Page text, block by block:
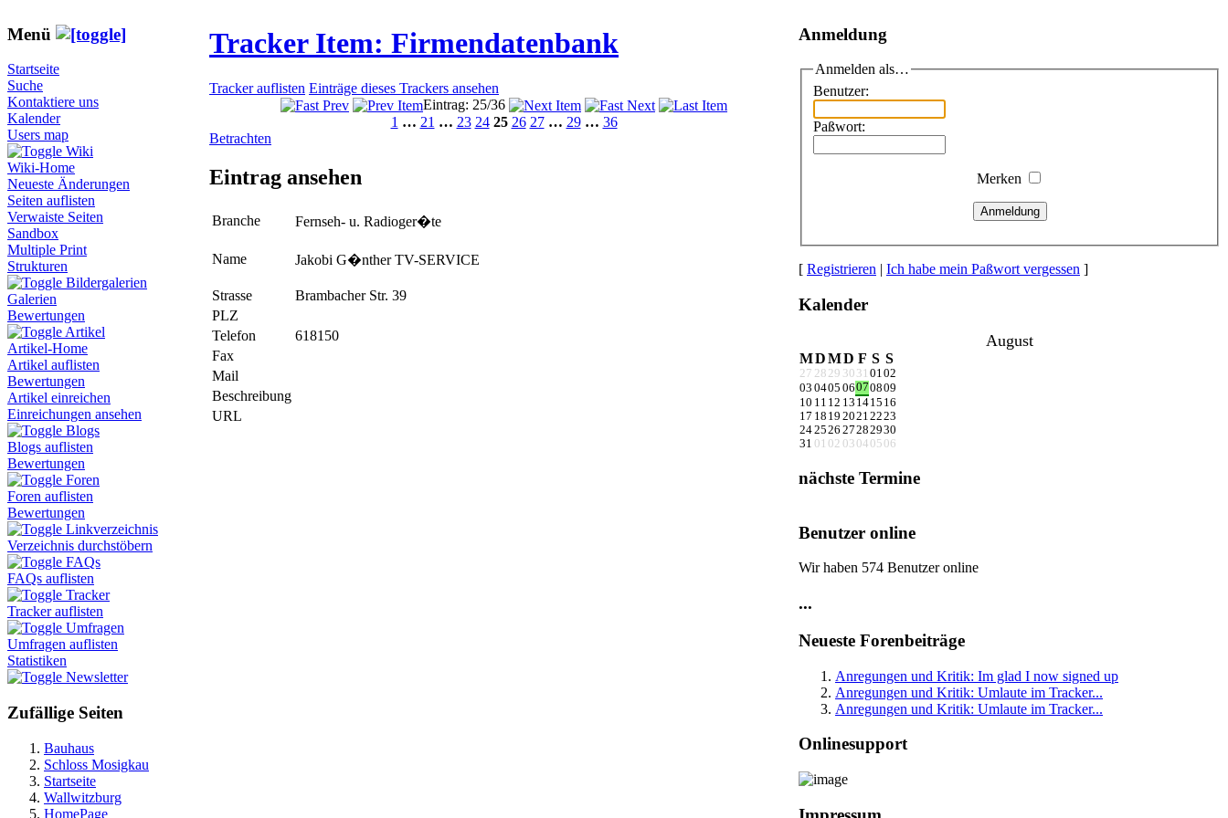
Menü
Startseite
Suche
Kontaktiere uns
Kalender
Users map
Wiki
Wiki-Home
Neueste Änderungen
Seiten auflisten
Verwaiste Seiten
Sandbox
Multiple Print
Strukturen
Bildergalerien
Galerien
Bewertungen
Artikel
Artikel-Home
Artikel auflisten
Bewertungen
Artikel einreichen
Einreichungen ansehen
Blogs
Blogs auflisten
Bewertungen
Foren
Foren auflisten
Bewertungen
Linkverzeichnis
Verzeichnis durchstöbern
FAQs
FAQs auflisten
Tracker
Tracker auflisten
Umfragen
Umfragen auflisten
Statistiken
Newsletter
Zufällige Seiten
Bauhaus
Schloss Mosigkau
Startseite
Wallwitzburg
HomePage
Tracker Item: Firmendatenbank
Tracker auflisten Einträge dieses Trackers ansehen
Eintrag: 25/36
1 … 21 … 23 24 25 26 27 … 29 … 36
Betrachten
Eintrag ansehen
Branche Fernseh- u. Radioger�te
Name Jakobi G�nther TV-SERVICE
Strasse
Brambacher Str. 39
PLZ
Telefon
618150
Fax
Mail
Beschreibung
URL
Anmeldung
Anmelden als…
Benutzer:
Paßwort:
Merken
Anmeldung
[ Registrieren | Ich habe mein Paßwort vergessen ]
Kalender
August
MDMD F S S
27 28 29 30 31 0102
03 0405 06070809
10 11 12 13 1415 16
17 18 19 20212223
242526 27282930
31 01 02 03 04 05 06
nächste Termine
Benutzer online
Wir haben 574 Benutzer online
...
Neueste Forenbeiträge
Anregungen und Kritik: Im glad I now signed up
Anregungen und Kritik: Umlaute im Tracker...
Anregungen und Kritik: Umlaute im Tracker...
Onlinesupport